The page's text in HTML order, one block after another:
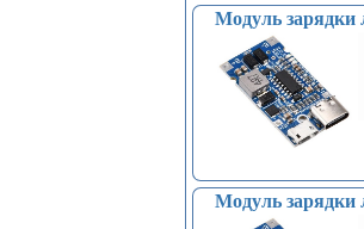
Модуль зарядки
Модуль зарядки